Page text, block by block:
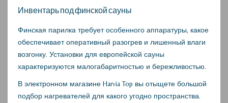
Инвентарь под финской сауны
Финская парилка требует особенного аппаратуры, какое
обеспечивает оперативный разогрев и лишенный влаги
возгонку. Установки для европейской сауны
характеризуются малогабаритностью и бережливостью.
В электронном магазине Harvia Top вы отыщете большой
подбор нагревателей для какого угодно пространства.